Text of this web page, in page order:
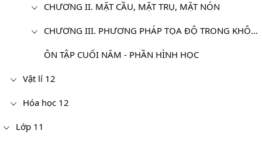
CHƯƠNG II. MẶT CẦU, MẶT TRỤ, MẶT NÓN
CHƯƠNG III. PHƯƠNG PHÁP TỌA ĐỘ TRONG KHÔNG GIAN
ÔN TẬP CUỐI NĂM - PHẦN HÌNH HỌC
Vật lí 12
Hóa học 12
Lớp 11